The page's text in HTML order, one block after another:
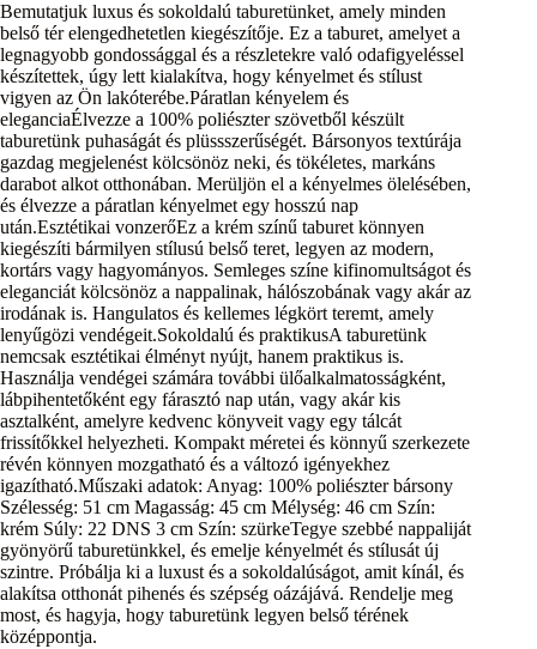
Bemutatjuk luxus és sokoldalú taburetünket, amely minden
belső tér elengedhetetlen kiegészítője. Ez a taburet, amelyet a
legnagyobb gondossággal és a részletekre való odafigyeléssel
készítettek, úgy lett kialakítva, hogy kényelmet és stílust
vigyen az Ön lakóterébe.Páratlan kényelem és
eleganciaÉlvezze a 100% poliészter szövetből készült
taburetünk puhaságát és plüssszerűségét. Bársonyos textúrája
gazdag megjelenést kölcsönöz neki, és tökéletes, markáns
darabot alkot otthonában. Merüljön el a kényelmes ölelésében,
és élvezze a páratlan kényelmet egy hosszú nap
után.Esztétikai vonzerőEz a krém színű taburet könnyen
kiegészíti bármilyen stílusú belső teret, legyen az modern,
kortárs vagy hagyományos. Semleges színe kifinomultságot és
eleganciát kölcsönöz a nappalinak, hálószobának vagy akár az
irodának is. Hangulatos és kellemes légkört teremt, amely
lenyűgözi vendégeit.Sokoldalú és praktikusA taburetünk
nemcsak esztétikai élményt nyújt, hanem praktikus is.
Használja vendégei számára további ülőalkalmatosságként,
lábpihentetőként egy fárasztó nap után, vagy akár kis
asztalként, amelyre kedvenc könyveit vagy egy tálcát
frissítőkkel helyezheti. Kompakt méretei és könnyű szerkezete
révén könnyen mozgatható és a változó igényekhez
igazítható.Műszaki adatok: Anyag: 100% poliészter bársony
Szélesség: 51 cm Magasság: 45 cm Mélység: 46 cm Szín:
krém Súly: 22 DNS 3 cm Szín: szürkeTegye szebbé nappaliját
gyönyörű taburetünkkel, és emelje kényelmét és stílusát új
szintre. Próbálja ki a luxust és a sokoldalúságot, amit kínál, és
alakítsa otthonát pihenés és szépség oázájává. Rendelje meg
most, és hagyja, hogy taburetünk legyen belső térének
középpontja.